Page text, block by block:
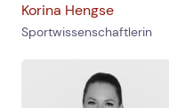
Korina Hengse
Sportwissenschaftlerin